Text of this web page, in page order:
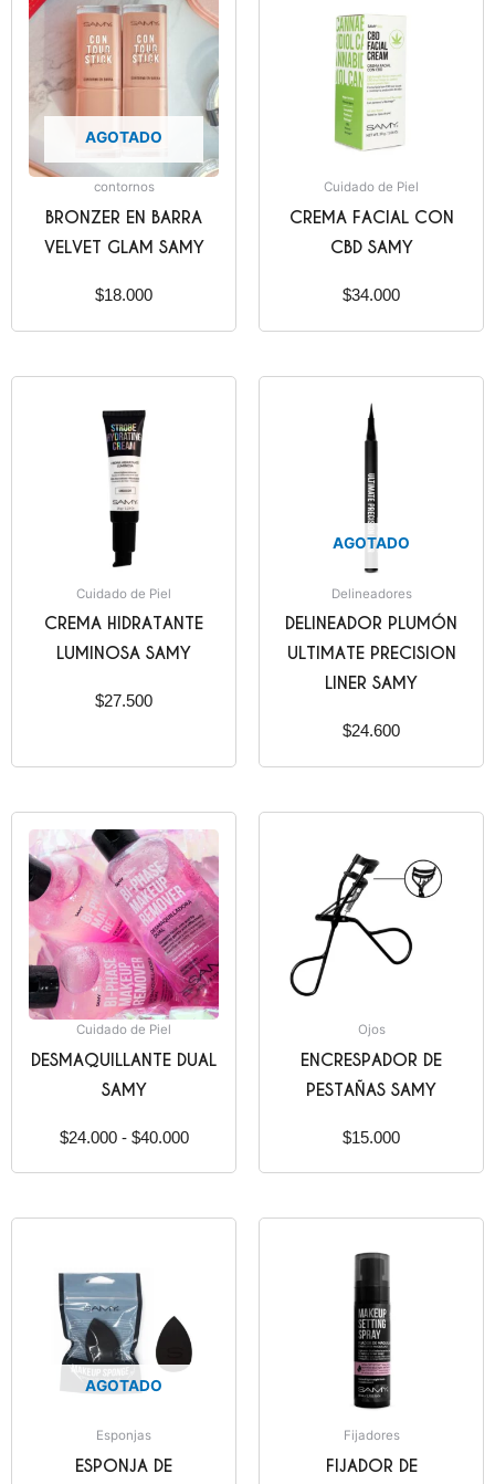
AGOTADO
contornos
BRONZER EN BARRA
VELVET GLAM SAMY
$18.000
Cuidado de Piel
CREMA FACIAL CON
CBD SAMY
$34.000
Cuidado de Piel
CREMA HIDRATANTE
LUMINOSA SAMY
$27.500
AGOTADO
Delineadores
DELINEADOR PLUMÓN
ULTIMATE PRECISION
LINER SAMY
$24.600
Cuidado de Piel
DESMAQUILLANTE DUAL
SAMY
$24.000 - $40.000
de
precios:
desde
$24.000
hasta
$40.000
Ojos
ENCRESPADOR DE
PESTAÑAS SAMY
$15.000
AGOTADO
Esponjas
ESPONJA DE
Fijadores
FIJADOR DE